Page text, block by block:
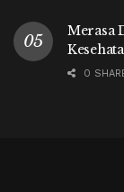
Merasa
0